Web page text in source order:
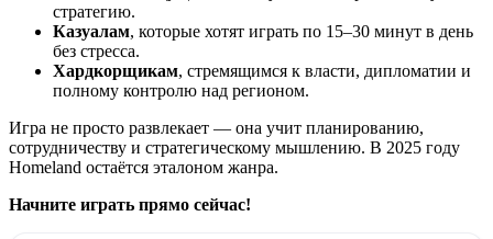
стратегию.
Казуалам, которые хотят играть по 15–30 минут в день
без стресса.
Хардкорщикам, стремящимся к власти, дипломатии и
полному контролю над регионом.
Игра не просто развлекает — она учит планированию,
сотрудничеству и стратегическому мышлению. В 2025 году
Homeland остаётся эталоном жанра.
Начните играть прямо сейчас!